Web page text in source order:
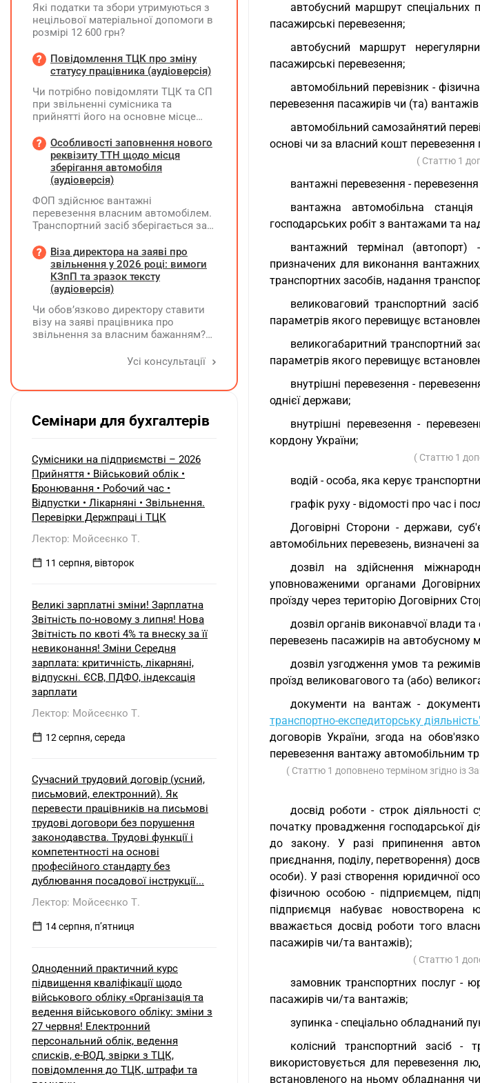
автобусний маршрут спеціальних
пасажирські перевезення;
автобусний маршрут
пасажирські перевезення;
автомобільний перевізник -
перевезення пасажирів чи (та)
автомобільний самозайнятий
основі чи за власний кошт перевезення
( Статтю 1
вантажні перевезення -
вантажна автомобільна
господарських робіт з вантажами та
вантажний термінал
призначених для виконання
транспортних засобів, надання
великоваговий транспортний
параметрів якого перевищує
великогабаритний транспортний
параметрів якого перевищує
внутрішні перевезення -
однієї держави;
внутрішні перевезення -
кордону України;
( Статтю 1
водій - особа, яка керує
графік руху - відомості про час і
Договірні Сторони - держави,
автомобільних перевезень, визначені
дозвіл на здійснення
уповноваженими органами
проїзду через територію Договірних
дозвіл органів виконавчої влади
перевезень пасажирів на автобусному
дозвіл узгодження умов та
проїзд великовагового та (або)
документи на вантаж -
транспортно-експедиторську
договорів України, згода на
перевезення вантажу автомобільним
( Статтю 1 доповнено терміном згідно із
досвід роботи - строк діяльності
початку провадження господарської
до закону. У разі припинення
приєднання, поділу, перетворення)
особи). У разі створення юридичної
фізичною особою - підприємцем,
підприємця набуває новостворена
вважається досвід роботи того
пасажирів чи/та вантажів);
( Статтю 1
замовник транспортних послуг -
пасажирів чи/та вантажів;
зупинка - спеціально обладнаний
колісний транспортний засіб -
використовується для перевезення
встановленого на ньому обладнання
для ГО по запиту на реєстрацію - це
фото цих рекламних об'яв. Чи
виникає у ФОПа зобов'язання по
Чи є будь які податкові наслідки по
розповсюдженню цих об'яв?
Які податки та збори утримуються з
нецільової матеріальної допомоги в
розмірі 12 600 грн?
Повідомлення ТЦК про зміну
статусу працівника (аудіоверсія)
Чи потрібно повідомляти ТЦК та СП
при звільненні сумісника та
прийнятті його на основне місце
Особливості заповнення нового
реквізиту ТТН щодо місця
зберігання автомобіля
(аудіоверсія)
ФОП здійснює вантажні
перевезення власним автомобілем.
Транспортний засіб зберігається за
перевізника, договір оренди гаража
чи стоянки відсутній. Яку адресу
слід зазначати у новому реквізиті
ТТН «Місце, де зберігається
оформлення договору на місце
стоянки?
Віза директора на заяві про
звільнення у 2026 році: вимоги
КЗпП та зразок тексту
(аудіоверсія)
Чи обов’язково директору ставити
візу на заяві працівника про
звільнення за власним бажанням?
згідно з нормами КЗпП?Усі консультації
Семінари для бухгалтерів
Сумісники на підприємстві – 2026
Прийняття • Військовий облік •
Бронювання • Робочий час •
Відпустки • Лікарняні • Звільнення.
Перевірки Держпраці і ТЦК
Лектор: Мойсеєнко Т.
11 серпня, вівторок
Великі зарплатні зміни! Зарплатна
Звітність по-новому з липня! Нова
Звітність по квоті 4% та внеску за її
невиконання! Зміни Середня
зарплата: критичність, лікарняні,
відпускні. ЄСВ, ПДФО, індексація
зарплати
Лектор: Мойсеєнко Т.
12 серпня, середа
Сучасний трудовий договір (усний,
письмовий, електронний). Як
перевести працівників на письмові
трудові договори без порушення
законодавства. Трудові функції і
компетентності на основі
професійного стандарту без
дублювання посадової інструкції...
Лектор: Мойсеєнко Т.
14 серпня, пʼятниця
Одноденний практичний курс
підвищення кваліфікації щодо
військового обліку «Організація та
ведення військового обліку: зміни з
27 червня! Електронний
персональний облік, ведення
списків, е-ВОД, звірки з ТЦК,
повідомлення до ТЦК, штрафи та